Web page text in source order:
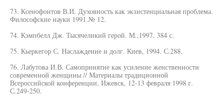
73. Ксенофонтов В.И. Духовность как экзистенциальная проблема.
Философские науки 1991.№ 12.
74. Кэмпбелл Дж. Тысячеликий герой. М.,1997. 384 с.
75. Кьеркегор С. Наслаждение и долг. Киев, 1994. С.288.
76. Лабутова И.В. Самопринятие как усиление женственности
современной женщины // Материалы традиционной
Всероссийской конференции, Ижевск, 12-13 февраля 1998 г.
С.249-250.